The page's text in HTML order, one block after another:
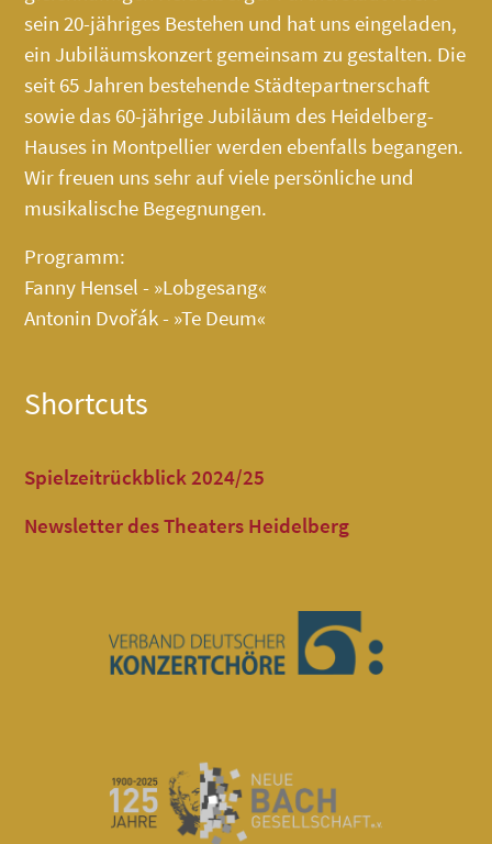
sein 20-jähriges Bestehen und hat uns eingeladen,
ein Jubiläumskonzert gemeinsam zu gestalten. Die
seit 65 Jahren bestehende Städtepartnerschaft
sowie das 60-jährige Jubiläum des Heidelberg-
Hauses in Montpellier werden ebenfalls begangen.
Wir freuen uns sehr auf viele persönliche und
musikalische Begegnungen.
Programm:
Fanny Hensel - »Lobgesang«
Antonin Dvořák - »Te Deum«
Shortcuts
Spielzeitrückblick 2024/25
Newsletter des Theaters Heidelberg